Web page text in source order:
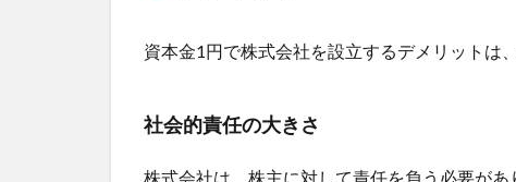
資本金1円で株式会社を設立するデメリットは
社会的責任の大きさ
株式会社は、株主に対して責任を負う必要があ